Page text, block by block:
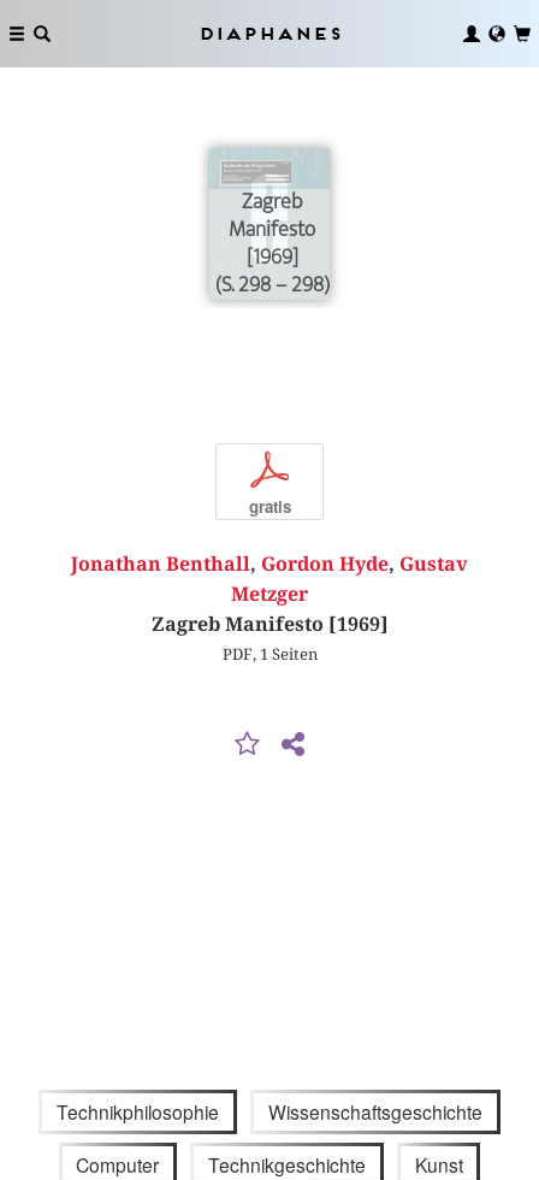
Diaphanes
Zagreb
Manifesto
[1969]
(S. 298 – 298)
p
gratis
Jonathan Benthall, Gordon Hyde, Gustav
Metzger
Zagreb Manifesto [1969]
PDF, 1 Seiten
Technikphilosophie Wissenschaftsgeschichte
Computer Technikgeschichte Kunst